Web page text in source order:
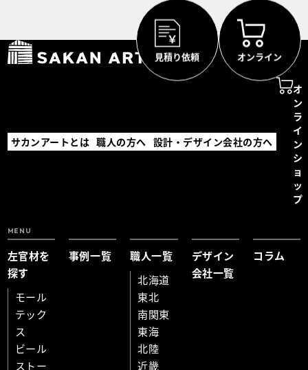
サカンアートとは 職人の方へ 設計・デザイン会社の方へ
オ
ン
ラ
イ
ン
シ
ョ
ッ
プ
MENU
左官材を
探す
モール
テック
ス
ビール
ストー
事例一覧
職人一覧
北海道
東北
南関東
東海
北陸
近畿
デザイン
会社一覧
コラム
見積り依頼 オンライン